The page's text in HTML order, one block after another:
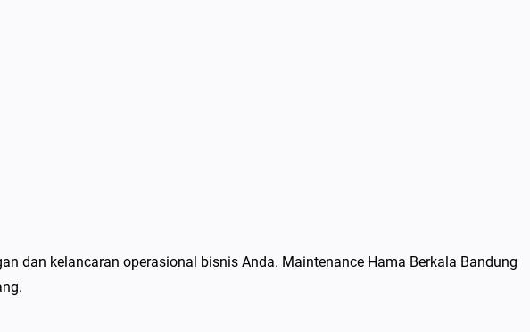
dan kelancaran operasional bisnis Anda. Maintenance Hama Berkala Bandung